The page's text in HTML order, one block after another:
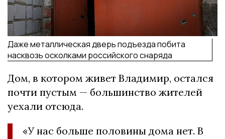
Даже металлическая дверь подъезда побита
насквозь осколками российского снаряда
Дом, в котором живет Владимир, остался
почти пустым — большинство жителей
уехали отсюда.
«У нас больше половины дома нет. В